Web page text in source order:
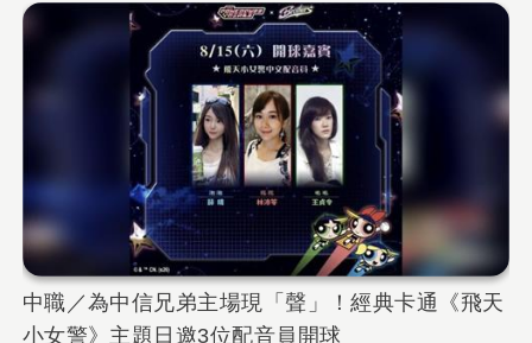
中職／為中信兄弟主場現「聲」！經典卡通《飛天
小女警》主題日邀3位配音員開球